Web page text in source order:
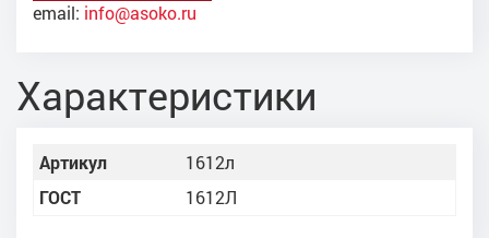
email: info@asoko.ru
Характеристики
Артикул
1612л
ГОСТ
1612Л